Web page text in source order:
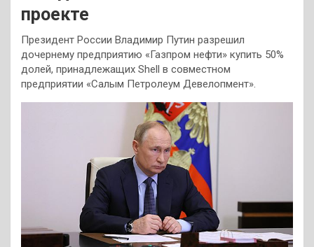
проекте
Президент России Владимир Путин разрешил
дочернему предприятию «Газпром нефти» купить 50%
долей, принадлежащих Shell в совместном
предприятии «Салым Петролеум Девелопмент».